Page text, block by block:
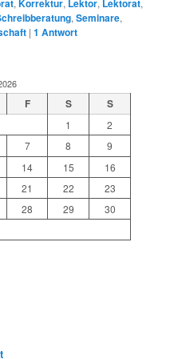
Korrektur Lektor Lektorat
,Seminare,
|1 Antwort
F S S
1 2
7 8
9
14 15
16
21 22
23
28 29
30